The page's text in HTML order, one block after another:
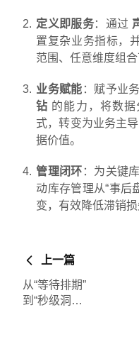
定义即服务：通过
置复杂业务指标，
范围、任意维度组
业务赋能 ：赋予业
钻 的能力，将数据
式，转变为业务主
据价值。
管理闭环 ：为关键
动库存管理从“事后
变，有效降低滞销损
上一篇
从“等待排期”
到“秒级洞